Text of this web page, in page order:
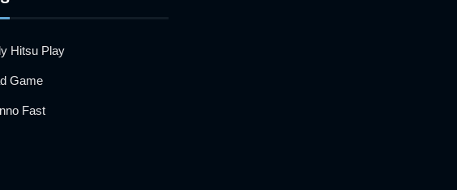
Hitsu Play
Game
Fast